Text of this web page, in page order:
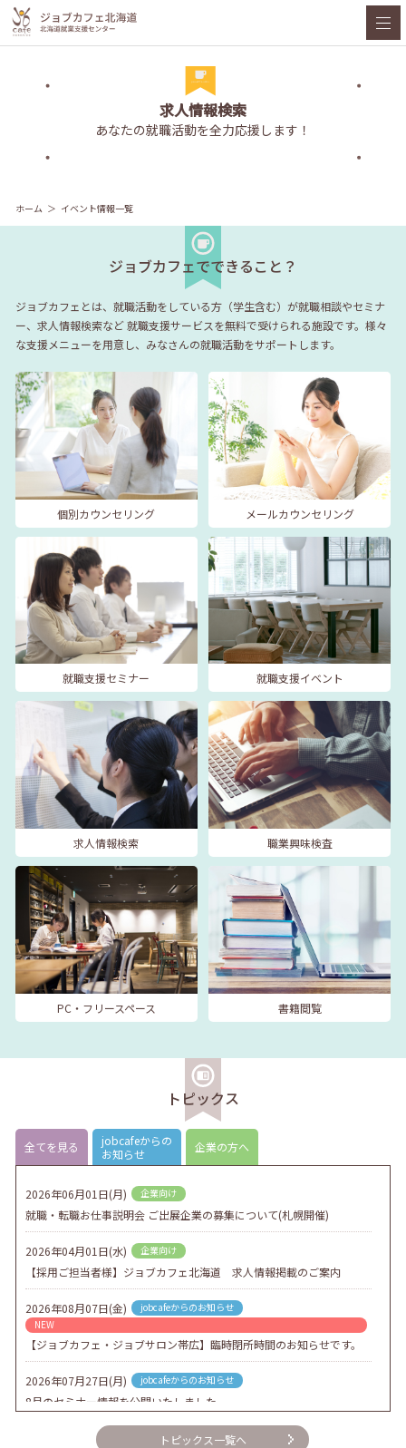
求人情報検索
あなたの就職活動を全力応援します！
ホーム イベント情報一覧
ジョブカフェでできること？
ジョブカフェとは、就職活動をしている方（学生含む）が就職相談やセミナ
ー、求人情報検索など就職支援サービスを無料で受けられる施設です。様々
な支援メニューを用意し、みなさんの就職活動をサポートします。
個別カウンセリング メールカウンセリング
就職支援セミナー 就職支援イベント
求人情報検索 職業興味検査
PC・フリースペース 書籍閲覧
トピックス
全てを見る
jobcafeからの
お知らせ
企業の方へ
2026年06月01日(月) 企業向け
就職・転職お仕事説明会 ご出展企業の募集について(札幌開催)
2026年04月01日(水) 企業向け
【採用ご担当者様】ジョブカフェ北海道 求人情報掲載のご案内
2026年08月07日(金)
jobcafeからのお知らせ
NEW
【ジョブカフェ・ジョブサロン帯広】臨時閉所時間のお知らせです。
2026年07月27日(月) jobcafeからのお知らせ
8月のセミナー情報を公開いたしました。
2026年07月01日(水) 企業向けトピックス一覧へ